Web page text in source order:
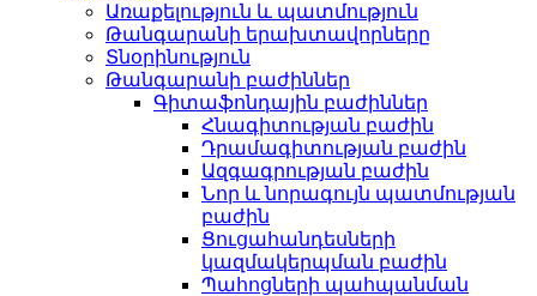
Առաքելություն և պատմություն
Թանգարանի երախտավորները
Տնօրինություն
Թանգարանի բաժիններ
Գիտաֆոնդային բաժիններ
Հնագիտության բաժին
Դրամագիտության բաժին
Ազգագրության բաժին
Նոր և նորագույն պատմության
բաժին
Ցուցահանդեսների
կազմակերպման բաժին
Պահոցների պահպանման